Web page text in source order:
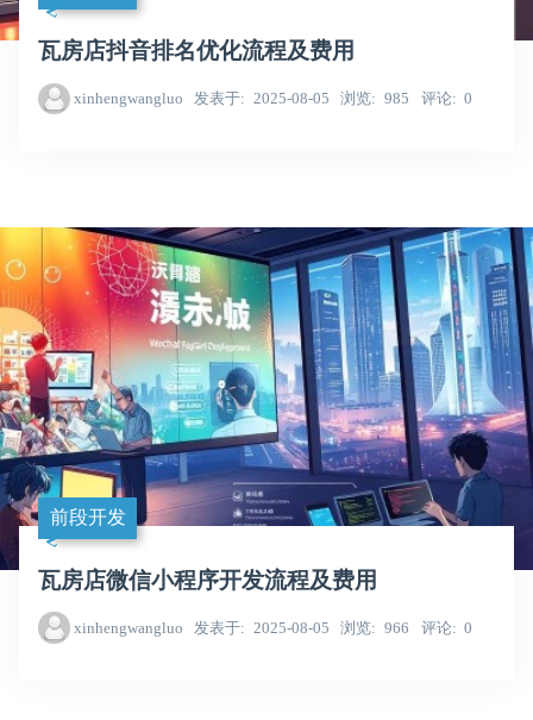
瓦房店抖音排名优化流程及费用
xinhengwangluo 发表于 2025-08-05 浏览 985 评论 0
前段开发
瓦房店微信小程序开发流程及费用
xinhengwangluo 发表于 2025-08-05 浏览 966 评论 0